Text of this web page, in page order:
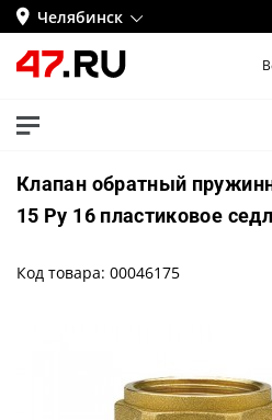
Челябинск
Клапан обратный
15 Ру 16 пластиковое
Код товара: 00046175